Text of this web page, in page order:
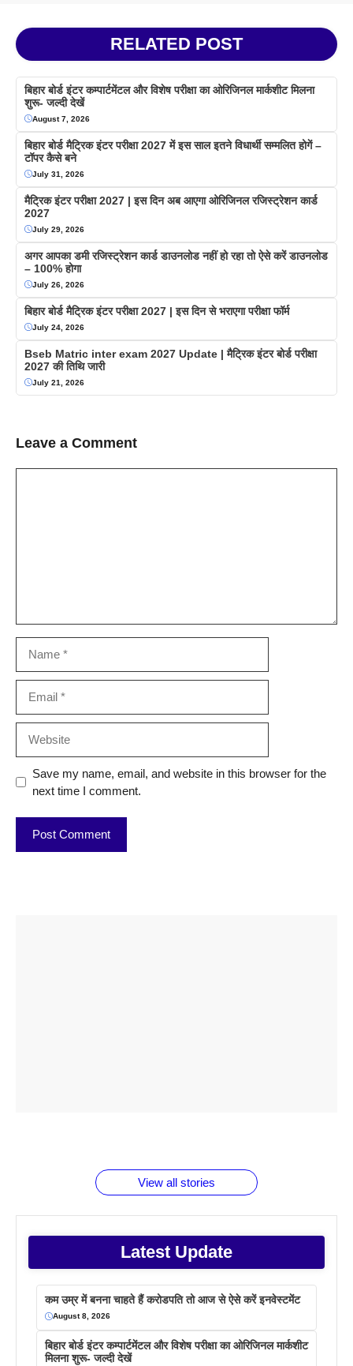
RELATED POST
बिहार बोर्ड इंटर कम्पार्टमेंटल और विशेष परीक्षा का ओरिजिनल मार्कशीट मिलना
शुरू- जल्दी देखें
August 7, 2026
बिहार बोर्ड मैट्रिक इंटर परीक्षा 2027 में इस साल इतने विधार्थी सम्मलित होगें –
टॉपर कैसे बने
July 31, 2026
मैट्रिक इंटर परीक्षा 2027 | इस दिन अब आएगा ओरिजिनल रजिस्ट्रेशन कार्ड
2027
July 29, 2026
अगर आपका डमी रजिस्ट्रेशन कार्ड डाउनलोड नहीं हो रहा तो ऐसे करें डाउनलोड
– 100% होगा
July 26, 2026
बिहार बोर्ड मैट्रिक इंटर परीक्षा 2027 | इस दिन से भराएगा परीक्षा फॉर्म
July 24, 2026
Bseb Matric inter exam 2027 Update | मैट्रिक इंटर बोर्ड परीक्षा
2027 की तिथि जारी
July 21, 2026
Leave a Comment
Save my name, email, and website in this browser for the
next time I comment.
View all stories
Latest Update
कम उम्र में बनना चाहते हैं करोडपति तो आज से ऐसे करें इनवेस्टमेंट
August 8, 2026
बिहार बोर्ड इंटर कम्पार्टमेंटल और विशेष परीक्षा का ओरिजिनल मार्कशीट
मिलना शुरू- जल्दी देखें